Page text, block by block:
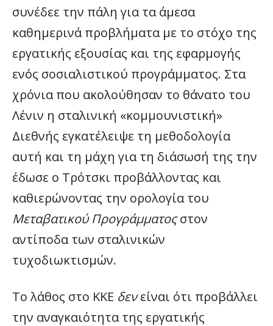
συνέδεε την πάλη για τα άμεσα
καθημερινά προβλήματα με το στόχο της
εργατικής εξουσίας και της εφαρμογής
ενός σοσιαλιστικού προγράμματος. Στα
χρόνια που ακολούθησαν το θάνατο του
Λένιν η σταλινική «κομμουνιστική»
Διεθνής εγκατέλειψε τη μεθοδολογία
αυτή και τη μάχη για τη διάσωσή της την
έδωσε ο Τρότσκι προβάλλοντας και
καθιερώνοντας την ορολογία του
Μεταβατικού Προγράμματοςστον
αντίποδα των σταλινικών
τυχοδιωκτισμών.
Το λάθος στο ΚΚΕ δενείναι ότι προβάλλει
την αναγκαιότητα της εργατικής